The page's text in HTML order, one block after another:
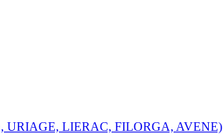
LIERAC, FILORGA, AVENE)